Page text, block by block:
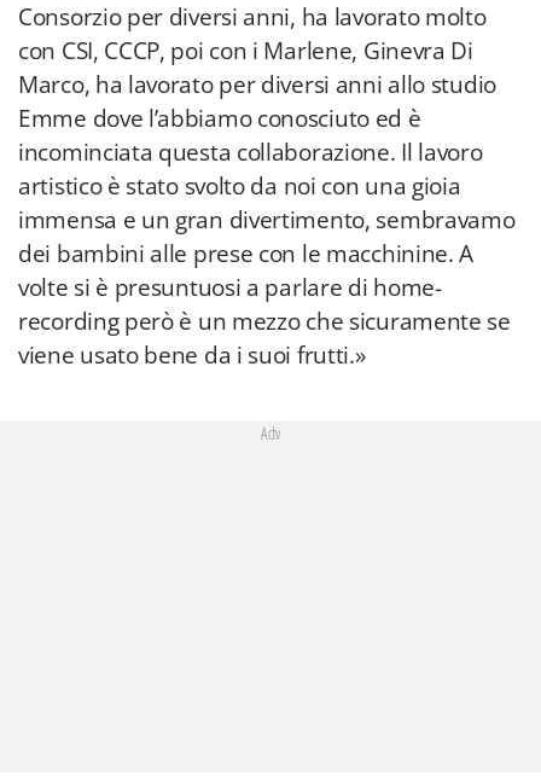
Consorzio per diversi anni, ha lavorato molto
con CSI, CCCP, poi con i Marlene, Ginevra Di
Marco, ha lavorato per diversi anni allo studio
Emme dove l’abbiamo conosciuto ed è
incominciata questa collaborazione. Il lavoro
artistico è stato svolto da noi con una gioia
immensa e un gran divertimento, sembravamo
dei bambini alle prese con le macchinine. A
volte si è presuntuosi a parlare di home-
recording però è un mezzo che sicuramente se
viene usato bene da i suoi frutti.»
Adv